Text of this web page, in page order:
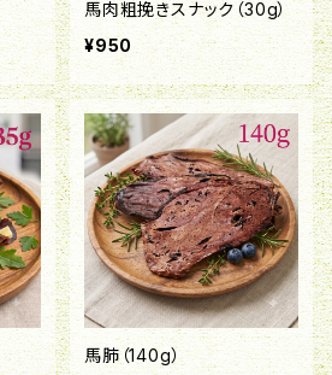
馬肉粗挽きスナック（30g）
¥950
馬肺（140g）